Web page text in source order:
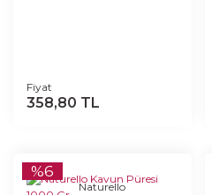
Fiyat
358,80 TL
%6
Naturello